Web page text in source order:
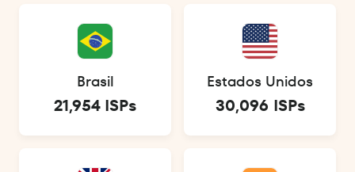
Brasil
21,954 ISPs
Estados Unidos
30,096 ISPs